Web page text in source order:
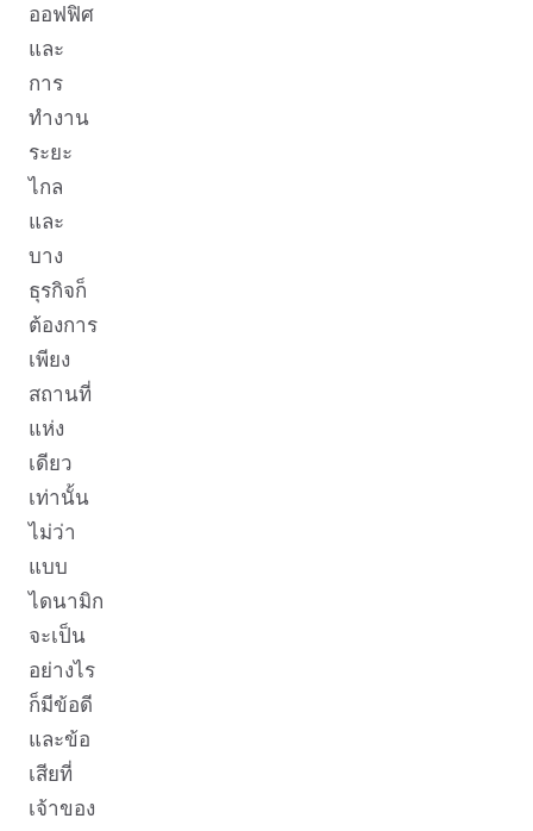
ออฟฟิศ
และ
การ
ทำงาน
ระยะ
ไกล
และ
บาง
ธุรกิจก็
ต้องการ
เพียง
สถานที่
แห่ง
เดียว
เท่านั้น
ไม่ว่า
แบบ
ไดนามิก
จะเป็น
อย่างไร
ก็มีข้อดี
และข้อ
เสียที่
เจ้าของ